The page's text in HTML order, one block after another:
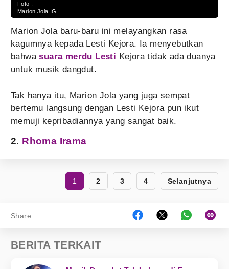
Foto :
Marion Jola IG
Marion Jola baru-baru ini melayangkan rasa
kagumnya kepada Lesti Kejora. Ia menyebutkan
bahwasuara merdu Lesti Kejora tidak ada duanya
untuk musik dangdut.
Tak hanya itu, Marion Jola yang juga sempat
bertemu langsung dengan Lesti Kejora pun ikut
memuji kepribadiannya yang sangat baik.
2. Rhoma Irama
1 2 3 4 Selanjutnya
Share
BERITA TERKAIT